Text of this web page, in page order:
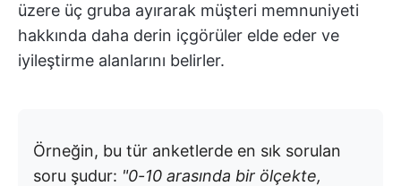
üzere üç gruba ayırarak müşteri memnuniyeti
hakkında daha derin içgörüler elde eder ve
iyileştirme alanlarını belirler.
Örneğin, bu tür anketlerde en sık sorulan
soru şudur: "0-10 arasında bir ölçekte,